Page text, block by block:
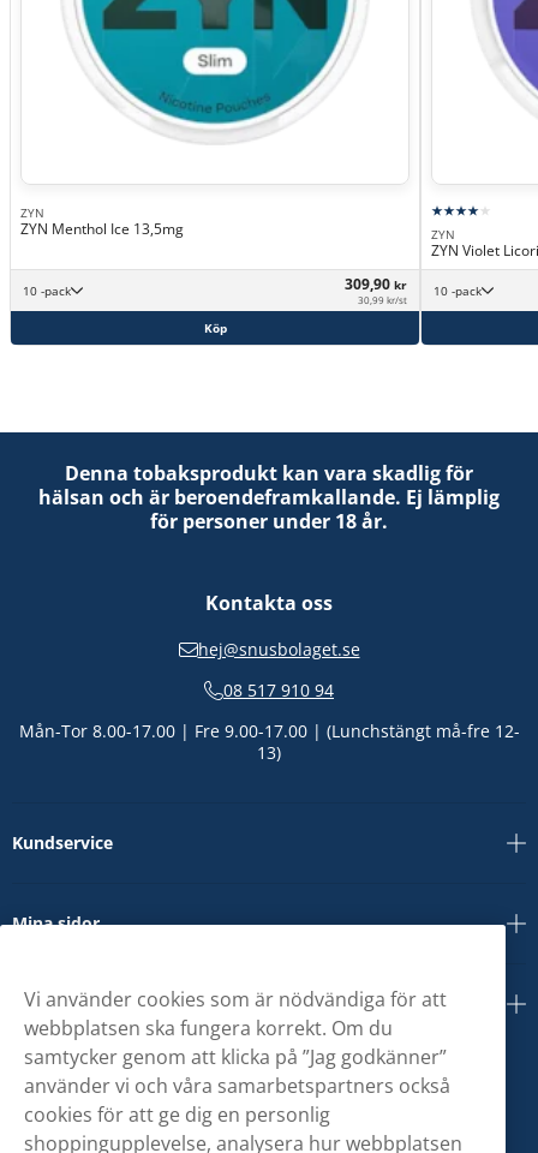
ZYN
ZYN Menthol Ice 13,5mg
10 -pack 309,90 kr
30,99 kr/st
Köp
ZYN
ZYN Violet
10 -pack
Denna tobaksprodukt kan vara skadlig för
hälsan och är beroendeframkallande. Ej lämplig
för personer under 18 år.
Kontakta oss
hej@snusbolaget.se
08 517 910 94
Mån-Tor 8.00-17.00 | Fre 9.00-17.00 | (Lunchstängt må-fre 12-
13)
Kundservice
Mina sidor
Om oss
Vi använder cookies som är nödvändiga för att
webbplatsen ska fungera korrekt. Om du
samtycker genom att klicka på ”Jag godkänner”
använder vi och våra samarbetspartners också
cookies för att ge dig en personlig
shoppingupplevelse, analysera hur webbplatsen